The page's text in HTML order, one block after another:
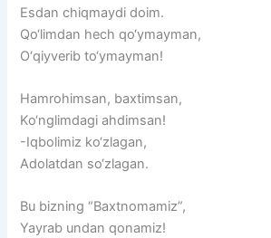
Esdan chiqmaydi doim.
Qo‘limdan hech qo‘ymayman,
O‘qiyverib to‘ymayman!
Hamrohimsan, baxtimsan,
Ko‘nglimdagi ahdimsan!
-Iqbolimiz ko‘zlagan,
Adolatdan so‘zlagan.
Bu bizning “Baxtnomamiz”,
Yayrab undan qonamiz!